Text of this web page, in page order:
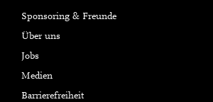
Sponsoring & Freunde
Über uns
Jobs
Medien
Barrierefreiheit